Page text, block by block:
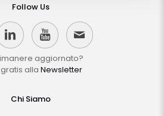
Follow Us
aggiornato?
alla Newsletter
Chi Siamo